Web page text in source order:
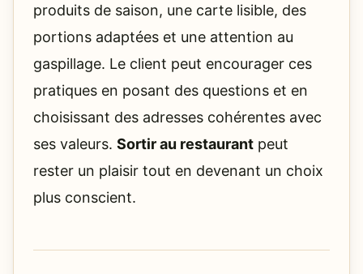
produits de saison, une carte lisible, des
portions adaptées et une attention au
gaspillage. Le client peut encourager ces
pratiques en posant des questions et en
choisissant des adresses cohérentes avec
ses valeurs. Sortir au restaurant peut
rester un plaisir tout en devenant un choix
plus conscient.